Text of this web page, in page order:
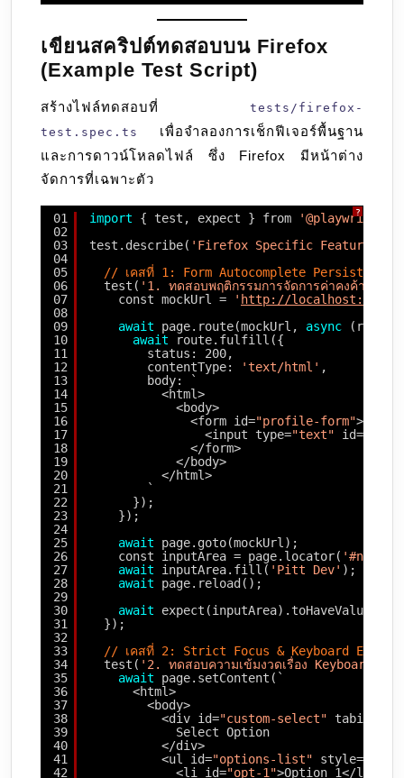
เขียนสคริปต์ทดสอบบน Firefox
(Example Test Script)
สร้างไฟล์ทดสอบที่ tests/firefox-
test.spec.ts
เพื่อจำลองการเช็กฟีเจอร์พื้นฐาน
และการดาวน์โหลดไฟล์ ซึ่ง Firefox มีหน้าต่าง
จัดการที่เฉพาะตัว
?
01
02
03
04
05
06
07
08
09
10
11
12
13
14
15
16
17
18
19
20
21
22
23
24
25
26
27
28
29
30
31
32
33
34
35
36
37
38
39
40
41
42
import { test, expect } from
'@playwright/
test.describe( 'Firefox Specific Features &
// เคสที่ 1: Form Autocomplete Persistence
test( '1. ทดสอบพฤติกรรมการจัดการค่าคงค้างใน
const mockUrl =
' http://localhost:3000/
await
page.route(mockUrl, async
(route)
await
route.fulfill({
status: 200,
contentType:
'text/html' ,
body: `
<html>
<body>
<form id="profile-form">
<input type="text" id=
</form>
</body>
</html>
`
});
});
await
page.goto(mockUrl);
const inputArea = page.locator(
await
inputArea.fill( 'Pitt Dev' );
await
page.reload();
await
expect(inputArea).toHaveValue(
});
// เคสที่ 2: Strict Focus & Keyboard Events
test( '2. ทดสอบความเข้มงวดเรื่อง Keyboard
await
page.setContent(`
<html>
<body>
<div id="custom-select" tabindex=
Select Option
</div>
<ul id="options-list" style=
<li id="opt-1">Option 1</li>